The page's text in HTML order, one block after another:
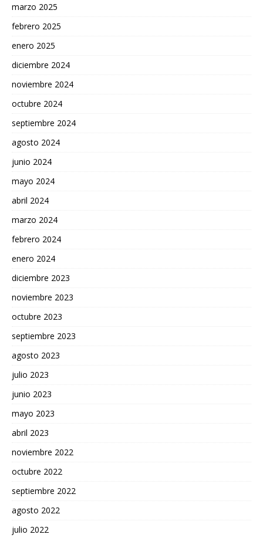
marzo 2025
febrero 2025
enero 2025
diciembre 2024
noviembre 2024
octubre 2024
septiembre 2024
agosto 2024
junio 2024
mayo 2024
abril 2024
marzo 2024
febrero 2024
enero 2024
diciembre 2023
noviembre 2023
octubre 2023
septiembre 2023
agosto 2023
julio 2023
junio 2023
mayo 2023
abril 2023
noviembre 2022
octubre 2022
septiembre 2022
agosto 2022
julio 2022